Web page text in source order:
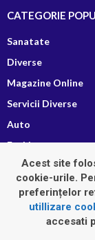
CATEGORIE
Sanatate
Diverse
Magazine Online
Servicii Diverse
Auto
Fashion
Afaceri si Finante
Retete Culinare
Acest site
cookie-urile.
preferințelor
utillizare
accesati